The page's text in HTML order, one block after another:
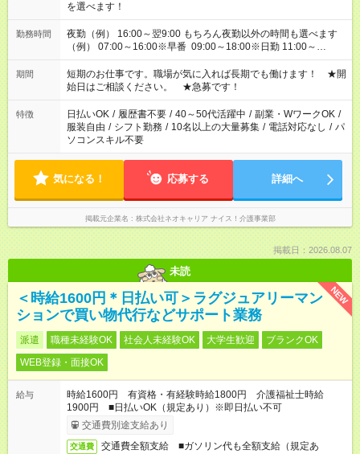
を選べます！
勤務時間
夜勤（例） 16:00～翌9:00 もちろん夜勤以外の時間も選べます
（例） 07:00～16:00※早番 09:00～18:00※日勤 11:00～
20:00※遅番 ※時間は、固定・選べる施設もあるので、ご希望が
あれば調整できます！ ※シフト制。勤務地により実働時間が異
なります。★家庭の都合でお休みが必要な場合も遠慮なくご相談
ください。
期間
短期のお仕事です。職場が気に入れば長期でも働けます！ ★開
始日はご相談ください。 ★急募です！
特徴 日払いOK / 履歴書不要 / 40～50代活躍中 / 副業・WワークOK /
服装自由 / シフト勤務 / 10名以上の大量募集 / 電話対応なし / パ
ソコンスキル不要
気になる！ 応募する 詳細へ
掲載元企業名 株式会社ネオキャリア ナイス！介護事業部
掲載日：2026.08.07
未読
NEW
＜時給1600円＊日払い可＞ラグジュアリーマン
ションで買い物代行などサポート業務
派遣 職種未経験OK 社会人未経験OK 大学生歓迎
ブランクOK
WEB登録・面接OK
給与
時給1600円 有資格・有経験時給1800円 介護福祉士時給
1900円 ■日払いOK（規定あり）※即日払い不可
交通費別途支給あり
交通費
交通費全額支給 ■ガソリン代も全額支給（規定あ